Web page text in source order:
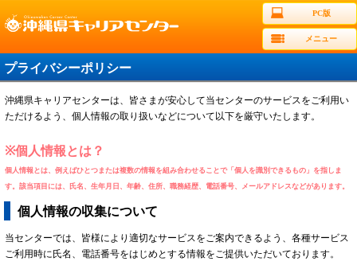
PC版
メニュー
プライバシーポリシー
沖縄県キャリアセンターは、皆さまが安心して当センターのサービスをご利用い
ただけるよう、個人情報の取り扱いなどについて以下を厳守いたします。
※個人情報とは？
個人情報とは、例えばひとつまたは複数の情報を組み合わせることで「個人を識別できるもの」を指しま
す。該当項目には、氏名、生年月日、年齢、住所、職務経歴、電話番号、メールアドレスなどがあります。
個人情報の収集について
当センターでは、皆様により適切なサービスをご案内できるよう、各種サービス
ご利用時に氏名、電話番号をはじめとする情報をご提供いただいております。